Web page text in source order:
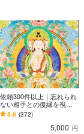
依頼300件以上｜忘れられ
ない相手との復縁を視ま
す 相手の本音と今後のお
二人の流れを丁寧に読み
5.0 (372)
5,000 円